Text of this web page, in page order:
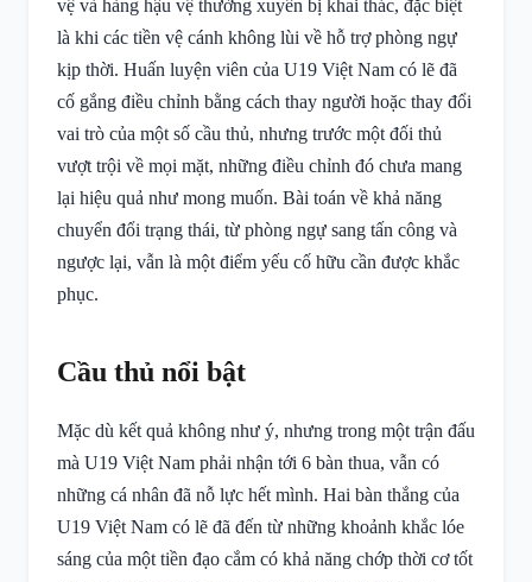
vệ và hàng hậu vệ thường xuyên bị khai thác, đặc biệt
là khi các tiền vệ cánh không lùi về hỗ trợ phòng ngự
kịp thời. Huấn luyện viên của U19 Việt Nam có lẽ đã
cố gắng điều chỉnh bằng cách thay người hoặc thay đổi
vai trò của một số cầu thủ, nhưng trước một đối thủ
vượt trội về mọi mặt, những điều chỉnh đó chưa mang
lại hiệu quả như mong muốn. Bài toán về khả năng
chuyển đổi trạng thái, từ phòng ngự sang tấn công và
ngược lại, vẫn là một điểm yếu cố hữu cần được khắc
phục.
Cầu thủ nổi bật
Mặc dù kết quả không như ý, nhưng trong một trận đấu
mà U19 Việt Nam phải nhận tới 6 bàn thua, vẫn có
những cá nhân đã nỗ lực hết mình. Hai bàn thắng của
U19 Việt Nam có lẽ đã đến từ những khoảnh khắc lóe
sáng của một tiền đạo cắm có khả năng chớp thời cơ tốt